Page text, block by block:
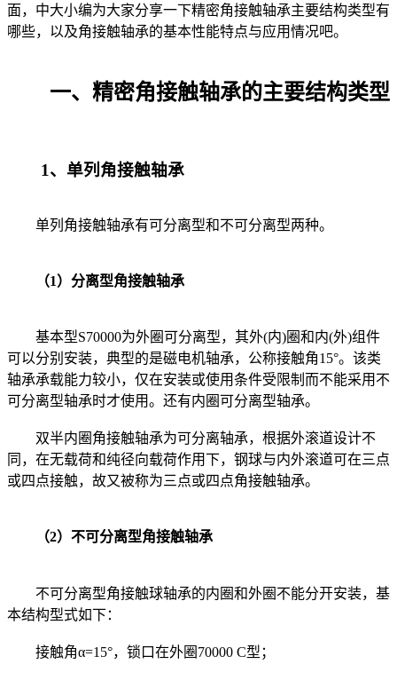
面，中大小编为大家分享一下精密角接触轴承主要结构类型有
哪些，以及角接触轴承的基本性能特点与应用情况吧。
一、精密角接触轴承的主要结构类型
1、单列角接触轴承
单列角接触轴承有可分离型和不可分离型两种。
（1）分离型角接触轴承
基本型S70000为外圈可分离型，其外(内)圈和内(外)组件
可以分别安装，典型的是磁电机轴承，公称接触角15°。该类
轴承承载能力较小，仅在安装或使用条件受限制而不能采用不
可分离型轴承时才使用。还有内圈可分离型轴承。
双半内圈角接触轴承为可分离轴承，根据外滚道设计不
同，在无载荷和纯径向载荷作用下，钢球与内外滚道可在三点
或四点接触，故又被称为三点或四点角接触轴承。
（2）不可分离型角接触轴承
不可分离型角接触球轴承的内圈和外圈不能分开安装，基
本结构型式如下：
接触角α=15°，锁口在外圈70000 C型；